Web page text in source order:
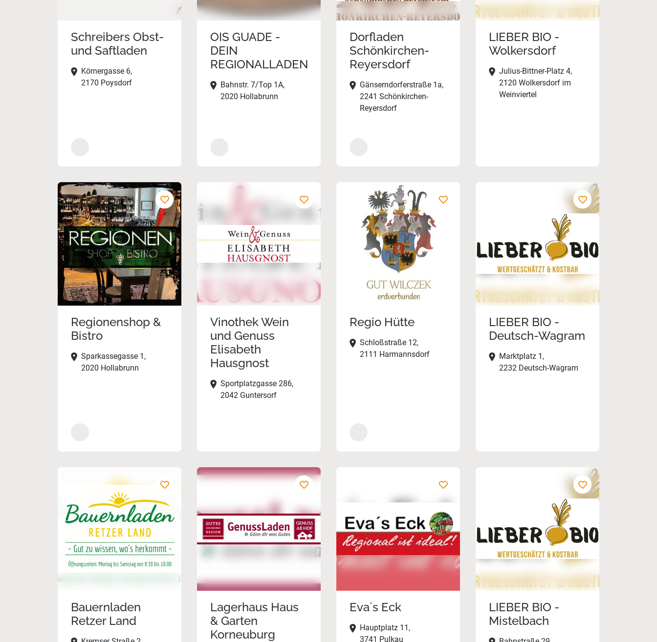
Schreibers Obst-
und Saftladen
Körnergasse 6,
2170 Poysdorf
OIS GUADE -
DEIN
REGIONALLADEN
Bahnstr. 7/Top 1A,
2020 Hollabrunn
Dorfladen
Schönkirchen-
Reyersdorf
Gänserndorferstraße 1a,
2241 Schönkirchen-
Reyersdorf
LIEBER BIO -
Wolkersdorf
Julius-Bittner-Platz 4,
2120 Wolkersdorf im
Weinviertel
Regionenshop &
Bistro
Sparkassegasse 1,
2020 Hollabrunn
Vinothek Wein
und Genuss
Elisabeth
Hausgnost
Sportplatzgasse 286,
2042 Guntersorf
Regio Hütte
Schloßstraße 12,
2111 Harmannsdorf
LIEBER BIO -
Deutsch-Wagram
Marktplatz 1,
2232 Deutsch-Wagram
Bauernladen
Retzer Land
Lagerhaus Haus
& Garten
Korneuburg
Eva`s Eck
Hauptplatz 11,
3741 Pulkau
LIEBER BIO -
Mistelbach